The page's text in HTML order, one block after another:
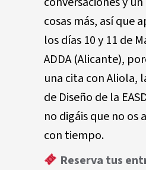
cosas más, así que
los días 10 y 11 de
ADDA (Alicante),
una cita con Aliola,
de Diseño de la
no digáis que no os
con tiempo.
Reserva tus